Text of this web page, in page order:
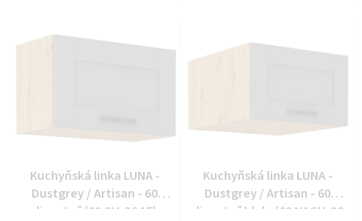
Kuchyňská linka LUNA -
Dustgrey / Artisan - 60
digestoř (60 GU-36 1F)
Kuchyňská linka LUNA -
Dustgrey / Artisan - 60
digestoř hlub. (60 NAGU-36